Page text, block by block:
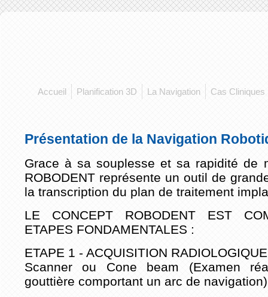
Accueil Planification 3D La Navigation Cas Cliniques
Présentation de la Navigation
Grace à sa souplesse et sa rapidité
ROBODENT représente un outil de
la transcription du plan de traitement
LE CONCEPT ROBODENT EST
ETAPES FONDAMENTALES :
ETAPE 1 - ACQUISITION RADIOLOGIQUE
Scanner ou Cone beam (Examen
gouttière comportant un arc de navigation)